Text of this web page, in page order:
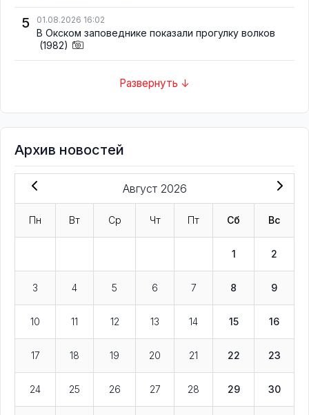
5 01.08.2026 16:02
В Окском заповеднике показали прогулку волков
(1982)
Развернуть ↓
Архив новостей
Август 2026
Пн Вт Ср Чт Пт Сб Вс
1 2
3 4 5 6 7 8 9
10 11 12 13 14 15 16
17 18 19 20 21 22 23
24 25 26 27 28 29 30